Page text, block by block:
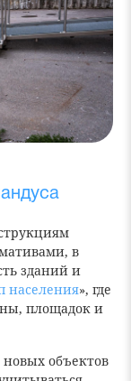
в
зданий и
населения», где
площадок и
объектов